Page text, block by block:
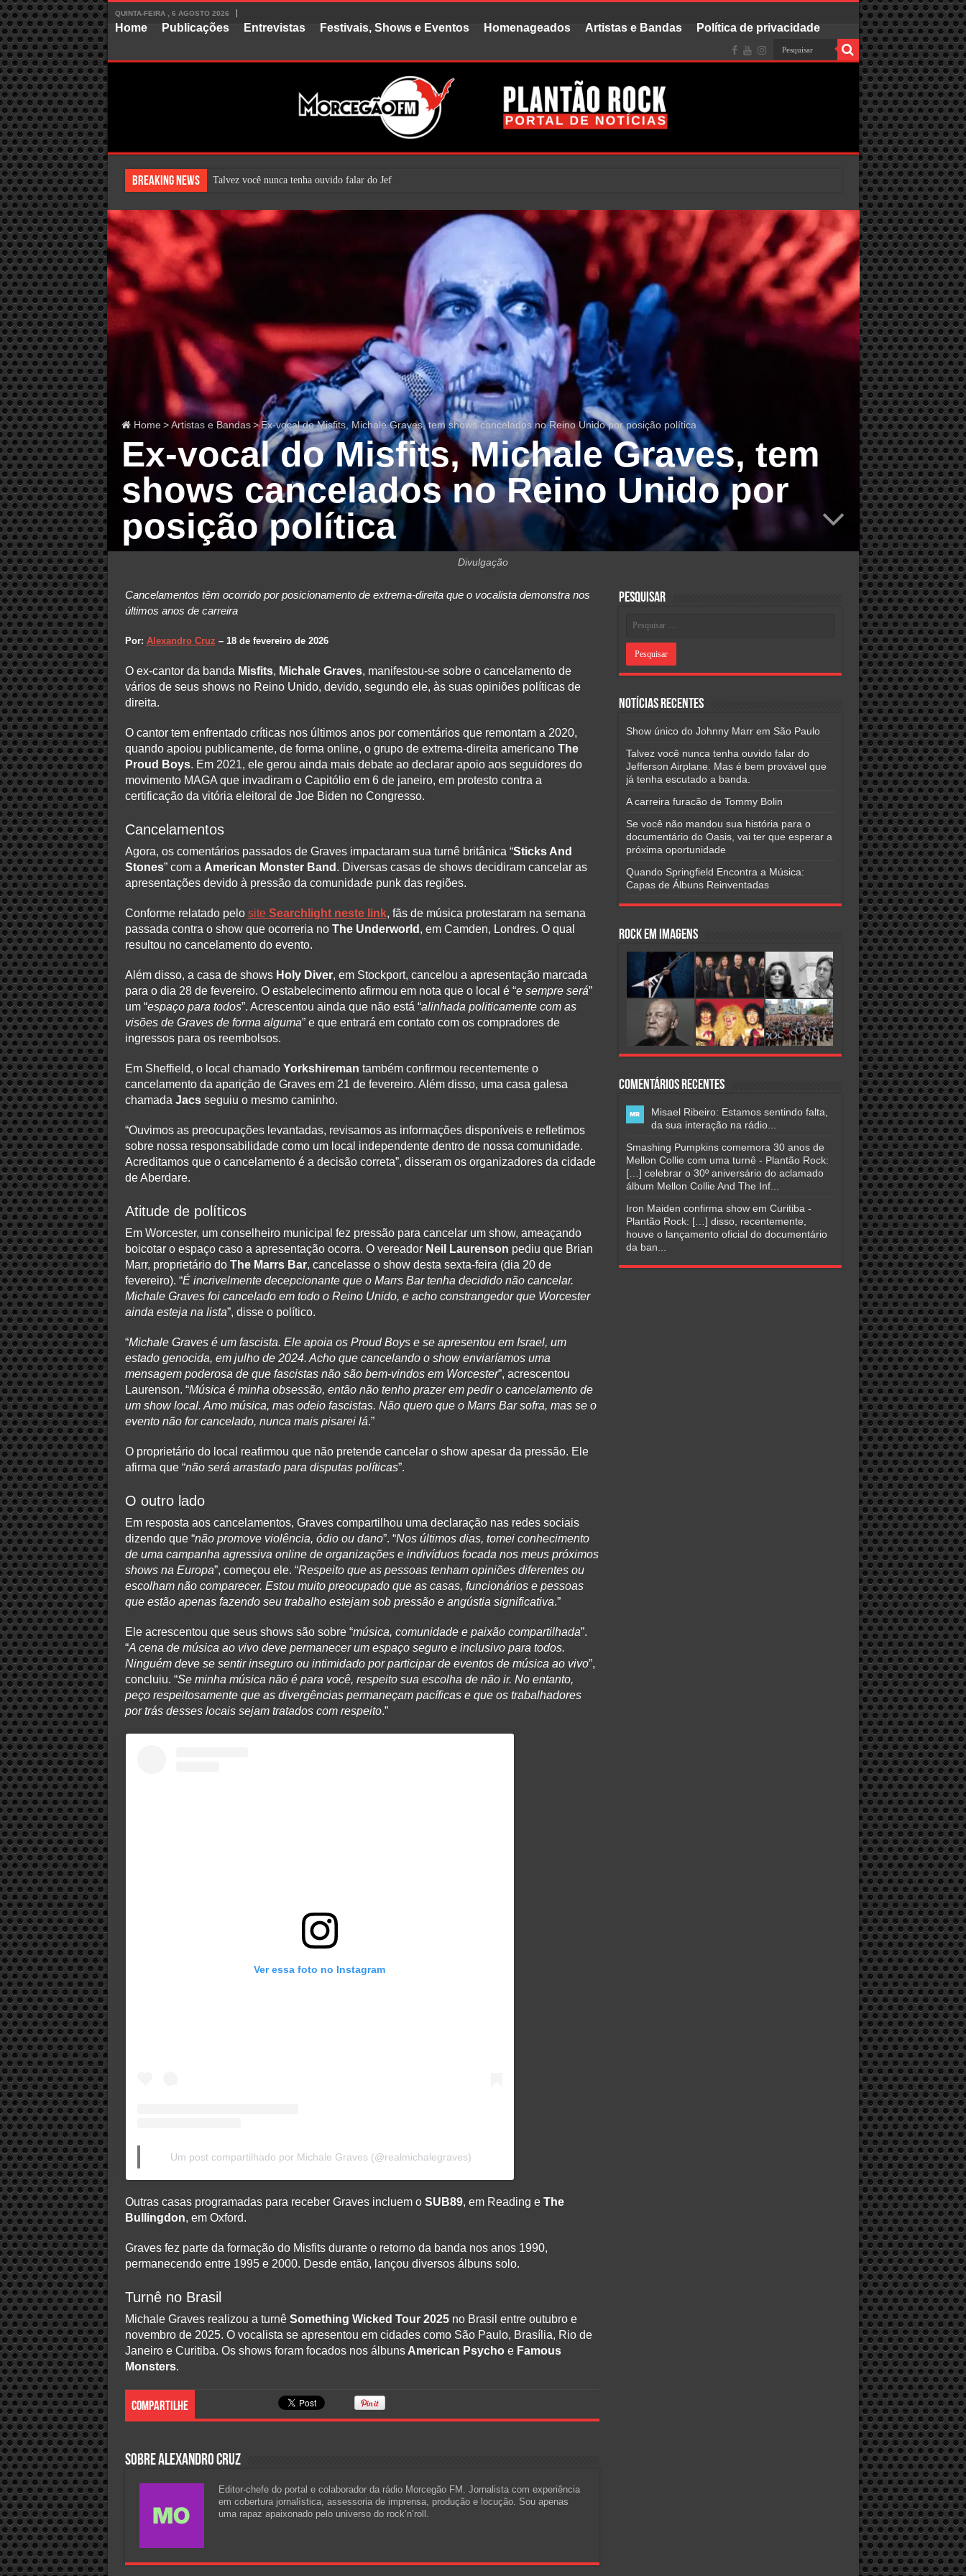
QUINTA-FEIRA , 6 AGOSTO 2026
Home Publicações Entrevistas Festivais, Shows e Eventos Homenageados Artistas e Bandas Política de privacidade
Breaking News Talvez você nunca tenha ouvido falar do Jefferson Airplane. Mas
Home >Artistas e Bandas > Ex-vocal do Misfits, Michale Graves, tem shows cancelados no Reino Unido por posição política
Ex-vocal do Misfits, Michale Graves, tem
shows cancelados no Reino Unido por
posição política
Divulgação
Cancelamentos têm ocorrido por posicionamento de extrema-direita que o vocalista demonstra nos
últimos anos de carreira
Por: Alexandro Cruz – 18 de fevereiro de 2026
O ex-cantor da banda Misfits, Michale Graves, manifestou-se sobre o cancelamento de
vários de seus shows no Reino Unido, devido, segundo ele, às suas opiniões políticas de
direita.
O cantor tem enfrentado críticas nos últimos anos por comentários que remontam a 2020,
quando apoiou publicamente, de forma online, o grupo de extrema-direita americano The
Proud Boys. Em 2021, ele gerou ainda mais debate ao declarar apoio aos seguidores do
movimento MAGA que invadiram o Capitólio em 6 de janeiro, em protesto contra a
certificação da vitória eleitoral de Joe Biden no Congresso.
Cancelamentos
Agora, os comentários passados de Graves impactaram sua turnê britânica “Sticks And
Stones” com a American Monster Band . Diversas casas de shows decidiram cancelar as
apresentações devido à pressão da comunidade punk das regiões.
Conforme relatado pelo site Searchlight neste link, fãs de música protestaram na semana
passada contra o show que ocorreria no The Underworld , em Camden, Londres. O qual
resultou no cancelamento do evento.
Além disso, a casa de shows Holy Diver, em Stockport, cancelou a apresentação marcada
para o dia 28 de fevereiro. O estabelecimento afirmou em nota que o local é “e sempre será”
um “espaço para todos”. Acrescentou ainda que não está “alinhada politicamente com as
visões de Graves de forma alguma” e que entrará em contato com os compradores de
ingressos para os reembolsos.
Em Sheffield, o local chamado Yorkshireman também confirmou recentemente o
cancelamento da aparição de Graves em 21 de fevereiro. Além disso, uma casa galesa
chamada Jacsseguiu o mesmo caminho.
“Ouvimos as preocupações levantadas, revisamos as informações disponíveis e refletimos
sobre nossa responsabilidade como um local independente dentro de nossa comunidade.
Acreditamos que o cancelamento é a decisão correta”, disseram os organizadores da cidade
de Aberdare.
Atitude de políticos
Em Worcester, um conselheiro municipal fez pressão para cancelar um show, ameaçando
boicotar o espaço caso a apresentação ocorra. O vereador Neil Laurenson pediu que Brian
Marr, proprietário do The Marrs Bar, cancelasse o show desta sexta-feira (dia 20 de
fevereiro). “É incrivelmente decepcionante que o Marrs Bar tenha decidido não cancelar.
Michale Graves foi cancelado em todo o Reino Unido, e acho constrangedor que Worcester
ainda esteja na lista”, disse o político.
“Michale Graves é um fascista. Ele apoia os Proud Boys e se apresentou em Israel, um
estado genocida, em julho de 2024. Acho que cancelando o show enviaríamos uma
mensagem poderosa de que fascistas não são bem-vindos em Worcester”, acrescentou
Laurenson. “Música é minha obsessão, então não tenho prazer em pedir o cancelamento de
um show local. Amo música, mas odeio fascistas. Não quero que o Marrs Bar sofra, mas se o
evento não for cancelado, nunca mais pisarei lá.”
O proprietário do local reafirmou que não pretende cancelar o show apesar da pressão. Ele
afirma que “não será arrastado para disputas políticas”.
O outro lado
Em resposta aos cancelamentos, Graves compartilhou uma declaração nas redes sociais
dizendo que “não promove violência, ódio ou dano”. “Nos últimos dias, tomei conhecimento
de uma campanha agressiva online de organizações e indivíduos focada nos meus próximos
shows na Europa”, começou ele. “Respeito que as pessoas tenham opiniões diferentes ou
escolham não comparecer. Estou muito preocupado que as casas, funcionários e pessoas
que estão apenas fazendo seu trabalho estejam sob pressão e angústia significativa.”
Ele acrescentou que seus shows são sobre “música, comunidade e paixão compartilhada”.
“A cena de música ao vivo deve permanecer um espaço seguro e inclusivo para todos.
Ninguém deve se sentir inseguro ou intimidado por participar de eventos de música ao vivo”,
concluiu. “Se minha música não é para você, respeito sua escolha de não ir. No entanto,
peço respeitosamente que as divergências permaneçam pacíficas e que os trabalhadores
por trás desses locais sejam tratados com respeito.”
Ver essa foto no Instagram
Um post compartilhado por Michale Graves (@realmichalegraves)
Outras casas programadas para receber Graves incluem o SUB89, em Reading e The
Bullingdon, em Oxford.
Graves fez parte da formação do Misfits durante o retorno da banda nos anos 1990,
permanecendo entre 1995 e 2000. Desde então, lançou diversos álbuns solo.
Turnê no Brasil
Michale Graves realizou a turnê Something Wicked Tour 2025no Brasil entre outubro e
novembro de 2025. O vocalista se apresentou em cidades como São Paulo, Brasília, Rio de
Janeiro e Curitiba. Os shows foram focados nos álbunsAmerican Psychoe Famous
Monsters.
Compartilhe
Sobre Alexandro Cruz
Editor-chefe do portal e colaborador da rádio Morcegão FM. Jornalista com experiência
em cobertura jornalística, assessoria de imprensa, produção e locução. Sou apenas
uma rapaz apaixonado pelo universo do rock’n’roll.
Pesquisar
Notícias Recentes
Show único do Johnny Marr em São Paulo
Talvez você nunca tenha ouvido falar do
Jefferson Airplane. Mas é bem provável que
já tenha escutado a banda.
A carreira furacão de Tommy Bolin
Se você não mandou sua história para o
documentário do Oasis, vai ter que esperar a
próxima oportunidade
Quando Springfield Encontra a Música:
Capas de Álbuns Reinventadas
Rock em Imagens
Comentários Recentes
Misael Ribeiro: Estamos sentindo falta,
da sua interação na rádio...
Smashing Pumpkins comemora 30 anos de
Mellon Collie com uma turnê - Plantão Rock:
[…] celebrar o 30º aniversário do aclamado
álbum Mellon Collie And The Inf...
Iron Maiden confirma show em Curitiba -
Plantão Rock: […] disso, recentemente,
houve o lançamento oficial do documentário
da ban...